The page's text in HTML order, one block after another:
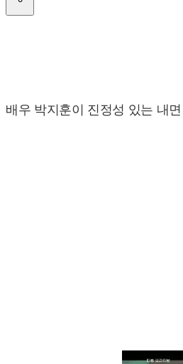
배우 박지훈이 진정성 있는 내